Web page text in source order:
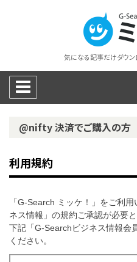
気になる記事だけダウン
@nifty 決済でご購入の方
利用規約
「G-Search ミッケ！」をご利
ネス情報」の規約ご承認が必要と
下記「G-Searchビジネス情報会
ください。